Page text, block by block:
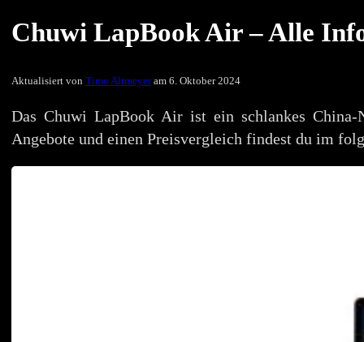
Chuwi LapBook Air – Alle
Aktualisiert von Timo Altmeyeram 6. Oktober 2024
Das Chuwi LapBook Air ist ein schlankes
Angebote und einen Preisvergleich findest du im